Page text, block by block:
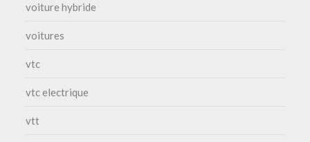
voiture hybride
voitures
vtc
vtc electrique
vtt